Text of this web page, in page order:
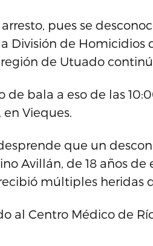
pues se
División de Homicidios
de Utuado
de bala a eso de las
Vieques.
que un
Avillán, de 18 años
múltiples heridas
al Centro Médico de